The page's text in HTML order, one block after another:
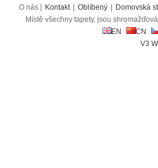
O nás | Kontakt Oblíbený
Domovská
Místě všechny tapety, jsou
EN
CN
V3